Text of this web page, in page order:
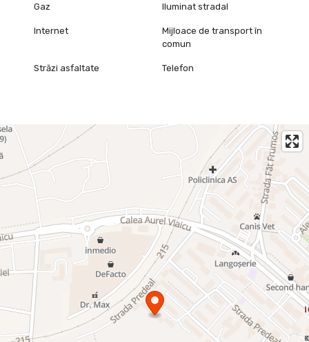
Gaz Iluminat stradal
Internet
Mijloace de transport în
comun
Străzi asfaltate Telefon